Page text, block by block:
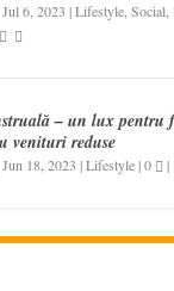
Jul 6, 2023 |Lifestyle ,Social ,
– un lux pentru
venituri reduse
Jun 18, 2023 |Lifestyle|0 |